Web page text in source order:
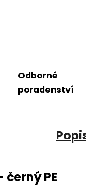
Odborné
poradenství
PE